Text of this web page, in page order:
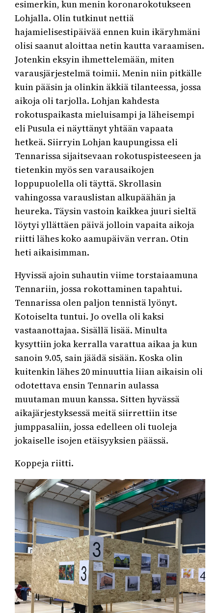
esimerkin, kun menin koronarokotukseen
Lohjalla. Olin tutkinut nettiä
hajamielisestipäivää ennen kuin ikäryhmäni
olisi saanut aloittaa netin kautta varaamisen.
Jotenkin eksyin ihmettelemään, miten
varausjärjestelmä toimii. Menin niin pitkälle
kuin pääsin ja olinkin äkkiä tilanteessa, jossa
aikoja oli tarjolla. Lohjan kahdesta
rokotuspaikasta mieluisampi ja läheisempi
eli Pusula ei näyttänyt yhtään vapaata
hetkeä. Siirryin Lohjan kaupungissa eli
Tennarissa sijaitsevaan rokotuspisteeseen ja
tietenkin myös sen varausaikojen
loppupuolella oli täyttä. Skrollasin
vahingossa varauslistan alkupäähän ja
heureka. Täysin vastoin kaikkea juuri sieltä
löytyi yllättäen päivä jolloin vapaita aikoja
riitti lähes koko aamupäivän verran. Otin
heti aikaisimman.
Hyvissä ajoin suhautin viime torstaiaamuna
Tennariin, jossa rokottaminen tapahtui.
Tennarissa olen paljon tennistä lyönyt.
Kotoiselta tuntui. Jo ovella oli kaksi
vastaanottajaa. Sisällä lisää. Minulta
kysyttiin joka kerralla varattua aikaa ja kun
sanoin 9.05, sain jäädä sisään. Koska olin
kuitenkin lähes 20 minuuttia liian aikaisin oli
odotettava ensin Tennarin aulassa
muutaman muun kanssa. Sitten hyvässä
aikajärjestyksessä meitä siirrettiin itse
jumppasaliin, jossa edelleen oli tuoleja
jokaiselle isojen etäisyyksien päässä.
Koppeja riitti.